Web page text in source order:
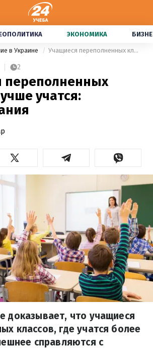
ЭКОНОМИКА
в Украине Учащиеся переполненных классов лучше учатся: исследования
2
переполненных
учатся:
доказывает, что учащиеся
классов, где учатся более
справляются с